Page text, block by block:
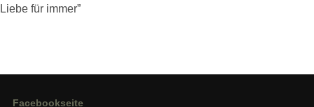
Liebe für immer”
Facebookseite